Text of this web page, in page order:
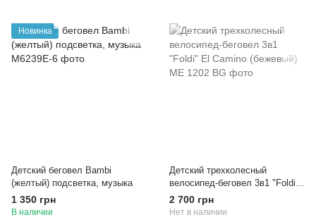
Новинка
Детский беговел Bambi
(желтый) подсветка, музыка
1 350 грн
В наличии
Детский трехколесный
велосипед-беговел 3в1 "Foldi"
El Camino (бежевый)
2 700 грн
Нет в наличии